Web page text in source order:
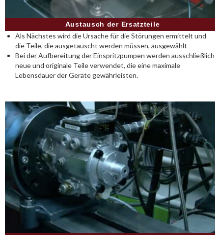
Austausch der Ersatzteile
Als Nächstes wird die Ursache für die Störungen ermittelt und
die Teile, die ausgetauscht werden müssen, ausgewählt
Bei der Aufbereitung der Einspritzpumpen werden ausschließlich
neue und originale Teile verwendet, die eine maximale
Lebensdauer der Geräte gewährleisten.